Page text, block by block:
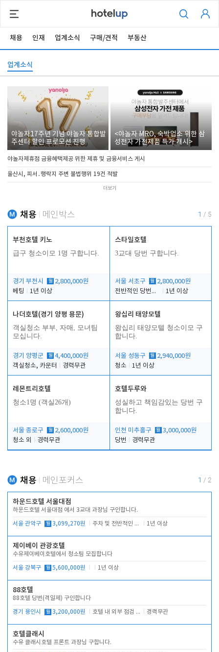
채용 인재 업계소식 구매/견적 부동산
업계소식
야놀자17주년 기념 야놀자 통합발
주센터 할인 프로모션 진행
<야놀자 MRO, 숙박업소 위한 삼
성전자 가전제품 특가 개시>
야놀자제휴점 금융혜택제공 위한 제휴 및 금융서비스 게시
울산시, 피서․행락지 주변 불법행위 19건 적발
더보기
채용 메인박스 1 / 5
부천호텔 키노
급구 청소이모 1명 구합니다.
경기 부천시 월 2,800,000원
베팅
1년 이상
스타일호텔
3교대 당번 구합니다.
서울 서초구 월 2,800,000원
전반적인 당번업무
1년 이상
나더호텔(경기 양평 용문)
객실청소 부부, 자매, 모녀팀
모십니다.
경기 양평군 월 4,400,000원
객실청소, 카운터
경력무관
왕십리 태양모텔
왕십리 태양모텔 청소이모 구
합니다.
서울 성동구 월 2,940,000원
청소
1년 이상
레몬트리호텔
청소1명 (객실26개)
서울 종로구 월 2,600,000원
청소 외
경력무관
호텔두루와
성실하고 책임감있는 당번 구
합니다.
인천 미추홀구 월 3,000,000원
당번
경력무관
채용 메인포커스 1 / 2
하운드호텔 서울대점
하운드호텔 서울대점 에서 3교대 과장님 구인합니다.
서울 관악구 월 3,099,270원 주차 및 전반적인 당번업무 1년 이상
제이베이 관광호텔
수유제이베이호텔에서 청소팀 모집합니다
서울 강북구 월 5,600,000원 1년 이상
88호텔
88호텔 당번(격일제) 구인합니다
경기 용인시 월 3,200,000원 호텔 내 외부 점검 및 프런트 운영 경력무관
호텔클래시
수유 클래시호텔 프론트 과장님 구합니다.